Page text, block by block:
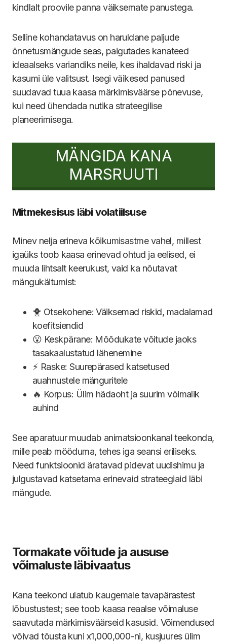
kindlalt proovile panna väiksemate panustega.
Selline kohandatavus on haruldane paljude
õnnetusmängude seas, paigutades kanateed
ideaalseks variandiks neile, kes ihaldavad riski ja
kasumi üle valitsust. Isegi väikesed panused
suudavad tuua kaasa märkimisväärse põnevuse,
kui need ühendada nutika strateegilise
planeerimisega.
MÄNGIDA KANA
MARSRUUTI
Mitmekesisus läbi volatiilsuse
Minev nelja erineva kõikumisastme vahel, millest
igaüks toob kaasa erinevad ohtud ja eelised, ei
muuda lihtsalt keerukust, vaid ka nõutavat
mängukäitumist:
🐥 Otsekohene: Väiksemad riskid, madalamad
koefitsiendid
😮 Keskpärane: Mõõdukate võitude jaoks
tasakaalustatud lähenemine
⚡ Raske: Suurepärased katsetused
auahnustele mänguritele
🔥 Korpus: Ülim hädaoht ja suurim võimalik
auhind
See aparatuur muudab animatsioonkanal teekonda,
mille peab mööduma, tehes iga seansi eriliseks.
Need funktsioonid äratavad pidevat uudishimu ja
julgustavad katsetama erinevaid strateegiaid läbi
mängude.
Tormakate võitude ja aususe
võimaluste läbivaatus
Kana teekond ulatub kaugemale tavapärastest
lõbustustest; see toob kaasa reaalse võimaluse
saavutada märkimisväärseid kasusid. Võimendused
võivad tõusta kuni x1,000,000-ni, kusjuures ülim